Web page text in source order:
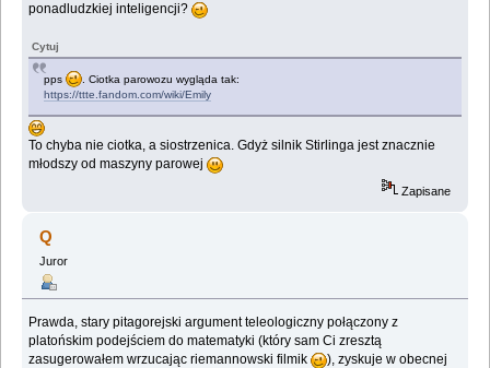
ponadludzkiej inteligencji?
Cytuj
pps
. Ciotka parowozu wygląda tak:
https://ttte.fandom.com/wiki/Emily
To chyba nie ciotka, a siostrzenica. Gdyż silnik Stirlinga jest znacznie
młodszy od maszyny parowej
Zapisane
Q
Juror
Prawda, stary pitagorejski argument teleologiczny połączony z
platońskim podejściem do matematyki (który sam Ci zresztą
zasugerowałem wrzucając riemannowski filmik
), zyskuje w obecnej